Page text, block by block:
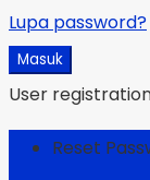
Lupa password?
Masuk
User
Reset